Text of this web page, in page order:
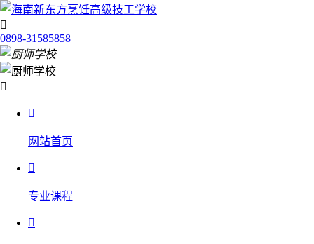

0898-31585858


网站首页

专业课程
